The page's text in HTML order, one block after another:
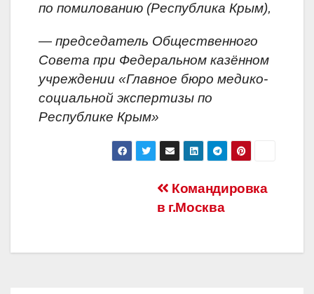
по помилованию (Республика Крым),
— председатель Общественного
Совета при Федеральном казённом
учреждении «Главное бюро медико-
социальной экспертизы по
Республике Крым»
Командировка
в г.Москва